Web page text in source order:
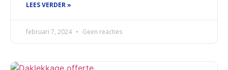
LEES VERDER »
februari 7, 2024 Geen reacties